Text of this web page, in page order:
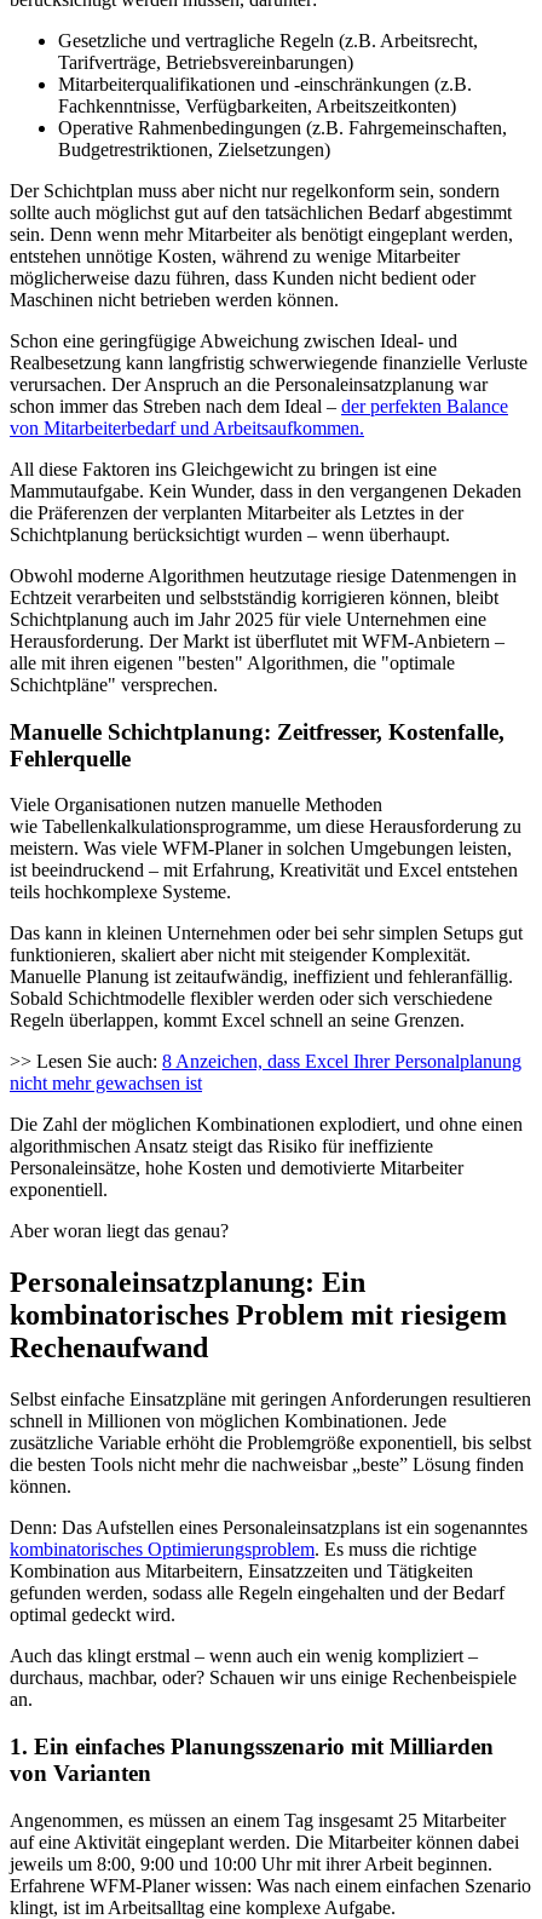
Gesetzliche und vertragliche Regeln (z.B. Arbeitsrecht,
Tarifverträge, Betriebsvereinbarungen)
Mitarbeiterqualifikationen und -einschränkungen (z.B.
Fachkenntnisse, Verfügbarkeiten, Arbeitszeitkonten)
Operative Rahmenbedingungen (z.B. Fahrgemeinschaften,
Budgetrestriktionen, Zielsetzungen)
Der Schichtplan muss aber nicht nur regelkonform sein, sondern
sollte auch möglichst gut auf den tatsächlichen Bedarf abgestimmt
sein. Denn wenn mehr Mitarbeiter als benötigt eingeplant werden,
entstehen unnötige Kosten, während zu wenige Mitarbeiter
möglicherweise dazu führen, dass Kunden nicht bedient oder
Maschinen nicht betrieben werden können.
Schon eine geringfügige Abweichung zwischen Ideal- und
Realbesetzung kann langfristig schwerwiegende finanzielle Verluste
verursachen. Der Anspruch an die Personaleinsatzplanung war
schon immer das Streben nach dem Ideal – der perfekten Balance
von Mitarbeiterbedarf und Arbeitsaufkommen.
All diese Faktoren ins Gleichgewicht zu bringen ist eine
Mammutaufgabe. Kein Wunder, dass in den vergangenen Dekaden
die Präferenzen der verplanten Mitarbeiter als Letztes in der
Schichtplanung berücksichtigt wurden – wenn überhaupt.
Obwohl moderne Algorithmen heutzutage riesige Datenmengen in
Echtzeit verarbeiten und selbstständig korrigieren können, bleibt
Schichtplanung auch im Jahr 2025 für viele Unternehmen eine
Herausforderung. Der Markt ist überflutet mit WFM-Anbietern –
alle mit ihren eigenen "besten" Algorithmen, die "optimale
Schichtpläne" versprechen.
Manuelle Schichtplanung: Zeitfresser, Kostenfalle,
Fehlerquelle
Viele Organisationen nutzen manuelle Methoden
wie Tabellenkalkulationsprogramme, um diese Herausforderung zu
meistern. Was viele WFM-Planer in solchen Umgebungen leisten,
ist beeindruckend – mit Erfahrung, Kreativität und Excel entstehen
teils hochkomplexe Systeme.
Das kann in kleinen Unternehmen oder bei sehr simplen Setups gut
funktionieren, skaliert aber nicht mit steigender Komplexität.
Manuelle Planung ist zeitaufwändig, ineffizient und fehleranfällig.
Sobald Schichtmodelle flexibler werden oder sich verschiedene
Regeln überlappen, kommt Excel schnell an seine Grenzen.
>> Lesen Sie auch: 8 Anzeichen, dass Excel Ihrer Personalplanung
nicht mehr gewachsen ist
Die Zahl der möglichen Kombinationen explodiert, und ohne einen
algorithmischen Ansatz steigt das Risiko für ineffiziente
Personaleinsätze, hohe Kosten und demotivierte Mitarbeiter
exponentiell.
Aber woran liegt das genau?
Personaleinsatzplanung: Ein
kombinatorisches Problem mit riesigem
Rechenaufwand
Selbst einfache Einsatzpläne mit geringen Anforderungen resultieren
schnell in Millionen von möglichen Kombinationen. Jede
zusätzliche Variable erhöht die Problemgröße exponentiell, bis selbst
die besten Tools nicht mehr die nachweisbar „beste” Lösung finden
können.
Denn: Das Aufstellen eines Personaleinsatzplans ist ein sogenanntes
kombinatorisches Optimierungsproblem. Es muss die richtige
Kombination aus Mitarbeitern, Einsatzzeiten und Tätigkeiten
gefunden werden, sodass alle Regeln eingehalten und der Bedarf
optimal gedeckt wird.
Auch das klingt erstmal – wenn auch ein wenig kompliziert –
durchaus, machbar, oder? Schauen wir uns einige Rechenbeispiele
an.
1. Ein einfaches Planungsszenario mit Milliarden
von Varianten
Angenommen, es müssen an einem Tag insgesamt 25 Mitarbeiter
auf eine Aktivität eingeplant werden. Die Mitarbeiter können dabei
jeweils um 8:00, 9:00 und 10:00 Uhr mit ihrer Arbeit beginnen.
Erfahrene WFM-Planer wissen: Was nach einem einfachen Szenario
klingt, ist im Arbeitsalltag eine komplexe Aufgabe.